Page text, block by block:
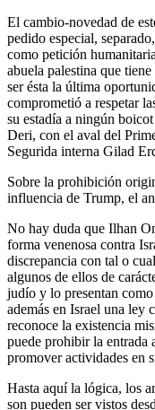
El cambio-novedad de
pedido especial,
como petición
abuela palestina que
ser ésta la última
comprometió a respetar
su estadía a ningún
Deri, con el aval del
Segurida interna Gilad
Sobre la prohibición
influencia de Trump, el
No hay duda que Ilhan
forma venenosa contra
discrepancia con tal o
algunos de ellos de
judío y lo presentan
además en Israel una
reconoce la existencia
puede prohibir la entrada
promover actividades en
Hasta aquí la lógica, los
son pueden ser vistos